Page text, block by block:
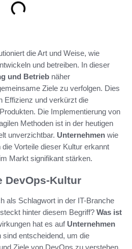
die Art und Weise, wie
und betreiben. In dieser
und Betrieb näher
Ziele zu verfolgen. Dies
Effizienz und verkürzt die
Die Implementierung von
Methoden ist in der heutigen
unverzichtbar. Unternehmen wie
Vorteile dieser Kultur erkannt
Markt signifikant stärken.
DevOps-Kultur
als Schlagwort in der IT-Branche
hinter diesem Begriff? Was ist
hat es auf Unternehmen
sind entscheidend, um die
Ziele von DevOps zu verstehen.